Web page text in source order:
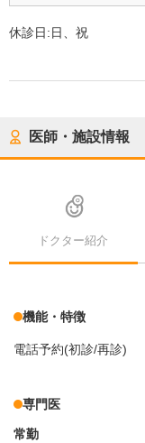
休診日:日、祝
医師・施設情報
ドクター紹介
機能・特徴
電話予約(初診/再診)
専門医
常勤